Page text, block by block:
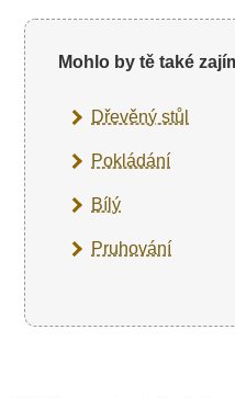
Mohlo by tě také
Dřevěný stůl
Pokládání
Bílý
Pruhování